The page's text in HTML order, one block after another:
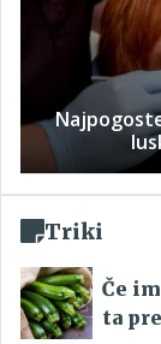
Triki
Če
ta